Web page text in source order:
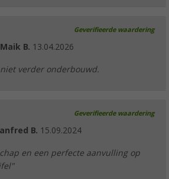
Geverifieerde waardering
Maik B. 13.04.2026
verder onderbouwd.
Geverifieerde waardering
B. 15.09.2024
en een perfecte aanvulling op